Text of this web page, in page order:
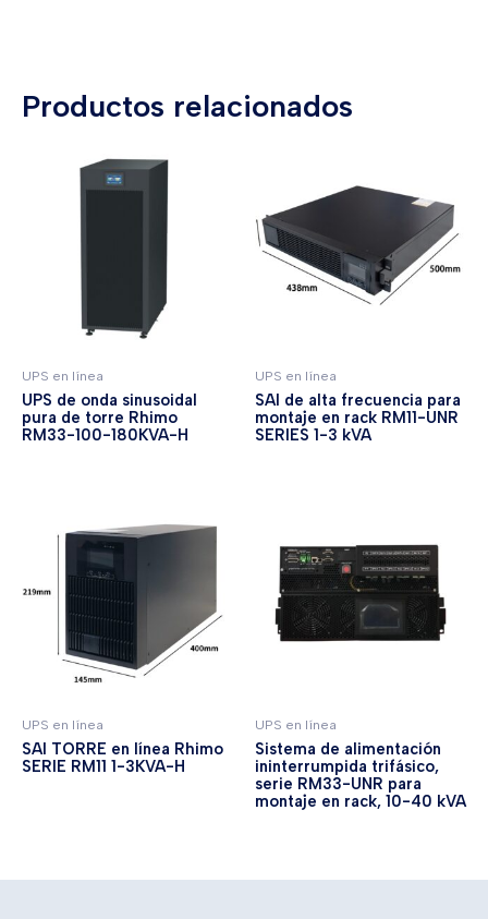
Productos relacionados
UPS en línea
UPS de onda sinusoidal
pura de torre Rhimo
RM33-100-180KVA-H
UPS en línea
SAI de alta frecuencia para
montaje en rack RM11-UNR
SERIES 1-3 kVA
UPS en línea
SAI TORRE en línea Rhimo
SERIE RM11 1-3KVA-H
UPS en línea
Sistema de alimentación
ininterrumpida trifásico,
serie RM33-UNR para
montaje en rack, 10-40 kVA